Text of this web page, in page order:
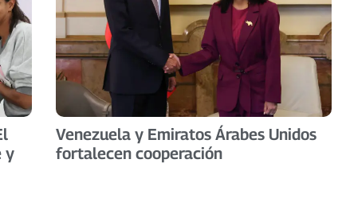
y
Venezuela y Emiratos Árabes Unidos
fortalecen cooperación